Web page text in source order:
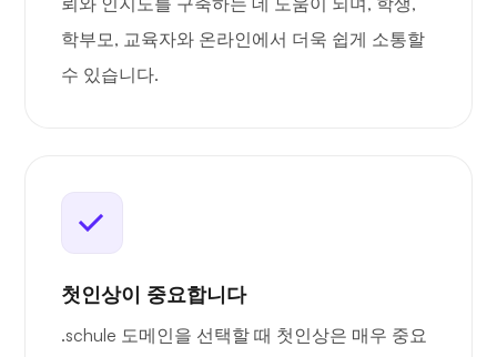
학부모, 교육자와 온라인에서 더욱 쉽게 소통할
수 있습니다.
첫인상이 중요합니다
.schule 도메인을 선택할 때 첫인상은 매우 중요